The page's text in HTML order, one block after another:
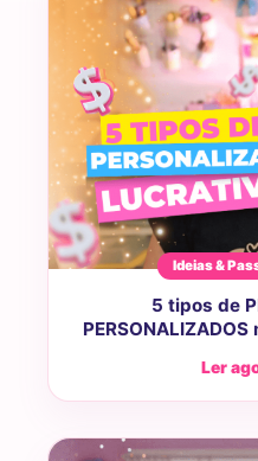
Ideias &
5 tipos de
PERSONALIZADOS
Ler